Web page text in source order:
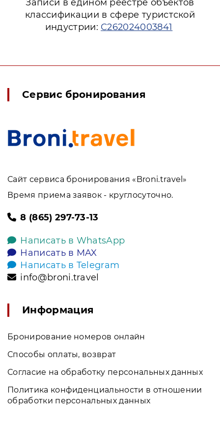
Записи в едином реестре объектов
классификации в сфере туристской
индустрии: С262024003841
Сервис бронирования
Сайт сервиса бронирования «Broni.travel»
Время приема заявок - круглосуточно.
8 (865) 297-73-13
Написать в WhatsApp
Написать в MAX
Написать в Telegram
info@broni.travel
Информация
Бронирование номеров онлайн
Способы оплаты, возврат
Согласие на обработку персональных данных
Политика конфиденциальности в отношении
обработки персональных данных